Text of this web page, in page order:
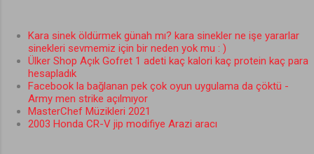
yapmak için gerekli
malzemeleri ve aylık
sınırsız vodafone cepnet i
bilgisayarda (dizüstünde)
kullanma yöntemini bu
konuda bulacaksınız. biz
musun başvuru formunu
doldururken kabul edilmek
için dikkat edilmesi
gerekenler şunlar. VAR
MISIN YOK MUSUN BAŞVURU
FORMUNU DOLDURURKEN DİKKAT
Kara sinek öldürmek günah mı? kara sinekler ne işe yararlar
sinekleri sevmemiz için bir neden yok mu : )
Ülker Shop Açık Gofret 1 adeti kaç kalori kaç protein kaç para
hesapladık
Facebook la bağlanan pek çok oyun uygulama da çöktü -
Army men strike açılmıyor
MasterChef Müzikleri 2021
2003 Honda CR-V jip modifiye Arazi aracı